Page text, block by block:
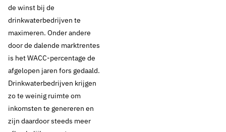
de winst bij de
drinkwaterbedrijven te
maximeren. Onder andere
door de dalende marktrentes
is het WACC-percentage de
afgelopen jaren fors gedaald.
Drinkwaterbedrijven krijgen
zo te weinig ruimte om
inkomsten te genereren en
zijn daardoor steeds meer